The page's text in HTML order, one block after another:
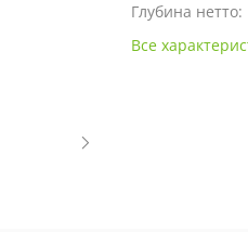
Глубина нетто:
Все